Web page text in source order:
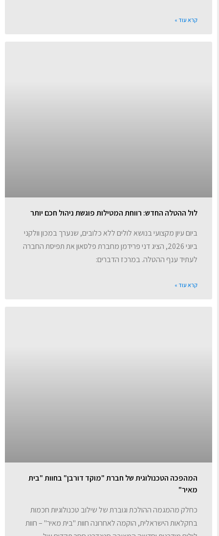
קרא עוד »
לול ההטלה החדש: רווחת המטילות פוגשת ניהול חכם יותר
ביום עיון מקצועי בנושא לולים ללא כלובים, שנערך במכון וולקני
ביוני 2026, הציג דני פרידמן מחברת פלסאון את תפיסת החברה
לעתיד ענף ההטלה. במרכז הדברים:
קרא עוד »
המהפכה הטכנולוגית של חברת "מוקד דורבן" בחוות "בית
מאיר"
כחלק מהמגמה ההולכת וגוברת של שילוב טכנולוגיות חכמות
בחקלאות הישראלית, הוקמה לאחרונה חוות "בית מאיר" – חוות